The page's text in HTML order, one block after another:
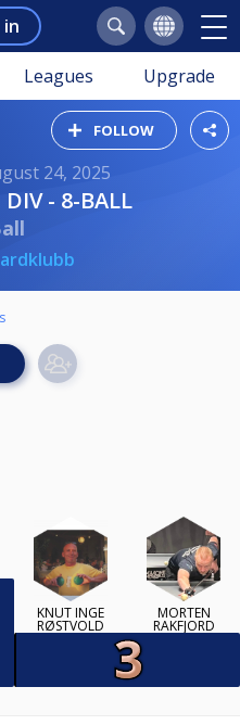
in
Leagues Upgrade
FOLLOW
24, 2025
DIV - 8-BALL
KNUT INGE
RØSTVOLD
MORTEN
RAKFJORD